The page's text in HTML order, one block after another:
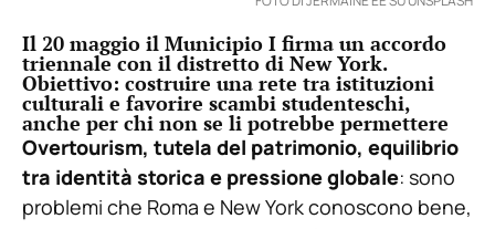
Il 20 maggio il Municipio I firma un accordo
triennale con il distretto di New York.
Obiettivo: costruire una rete tra istituzioni
culturali e favorire scambi studenteschi,
anche per chi non se li potrebbe permettere
Overtourism, tutela del patrimonio, equilibrio
tra identità storica e pressione globale: sono
problemi che Roma e New York conoscono bene,